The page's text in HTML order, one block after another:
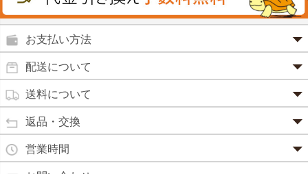
殺菌消毒液
鼻炎薬
強心剤
目薬
水虫薬
グルコサミン
田七人参
イチョウ葉
カルシウム
クロレラ
コラーゲン
お支払い方法
クレジットカード(1 回払いのみ)
SSL 認証で暗号化処理していますので、 安心して
ご利用いただけます。
代金引換
宅配員に現金でお支払いください。手数料100円。
配送について
商品は日本郵便にて発送致します。
通常2～4営業日以内に発送致します。 メーカー取り寄せ商
品、土日祝日、年末年始、弊社の休業日をはさむ場合は、4
～5営業日以上かかる場合もございます。
(営業日カレンダー参照)
送料について
通常商品
北海道・沖縄800円
返品・交換
・お届け商品の交換・返品をご希望の場合は、
週間以内にメールまたはお電話にてご連絡ください。
営業時間